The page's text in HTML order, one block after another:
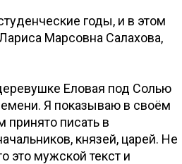
годы, и в этом
Марсовна Салахова,
Еловая под Солью
Я показываю в своём
принято писать в
князей, царей. Не
это мужской текст и